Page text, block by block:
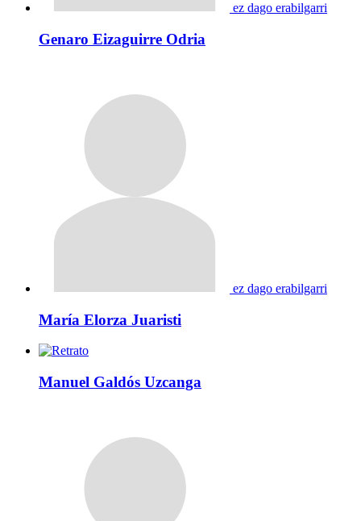
ez dago erabilgarri
Genaro Eizaguirre Odria
ez dago erabilgarri
María Elorza Juaristi
Manuel Galdós Uzcanga